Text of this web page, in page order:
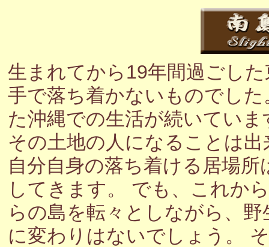
生まれてから19年間過ごし
手で落ち着かないものでし
た沖縄での生活が続いてい
その土地の人になることは
自分自身の落ち着ける居場
してきます。 でも、これか
らの島を転々としながら、
に変わりはないでしょう。